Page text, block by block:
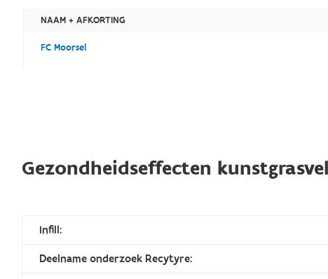
NAAM + AFKORTING
FC Moorsel
Gezondheidseffecten
Infill:
Deelname onderzoek Recytyre: